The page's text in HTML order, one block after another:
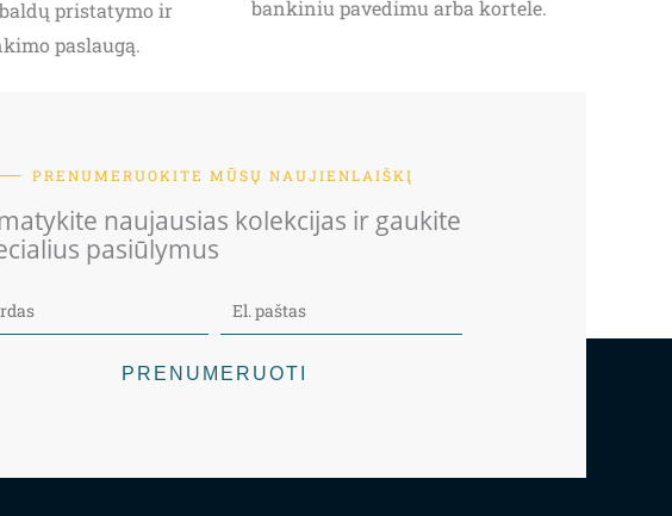
pristatymo ir
paslaugą.
bankiniu pavedimu arba kortele.
PRENUMERUOKITE MŪSŲ NAUJIENLAIŠKĮ
naujausias kolekcijas ir gaukite
pasiūlymus
PRENUMERUOTI